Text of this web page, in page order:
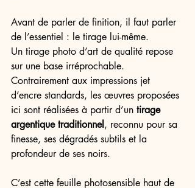
Avant de parler de finition, il faut parler
de l’essentiel : le tirage lui-même.
Un tirage photo d’art de qualité repose
sur une base irréprochable.
Contrairement aux impressions jet
d’encre standards, les œuvres proposées
ici sont réalisées à partir d’un tirage
argentique traditionnel , reconnu pour sa
finesse, ses dégradés subtils et la
profondeur de ses noirs.
C’est cette feuille photosensible haut de